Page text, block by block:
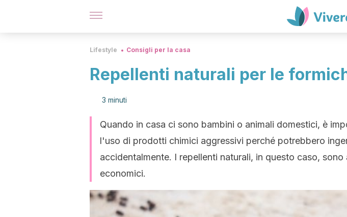
Lifestyle Consigli per la casa
Repellenti naturali per le
3 minuti
Quando in casa ci sono bambini o animali domestici, è
l'uso di prodotti chimici aggressivi perché potrebbero
accidentalmente. I repellenti naturali, in questo caso, sono
economici.